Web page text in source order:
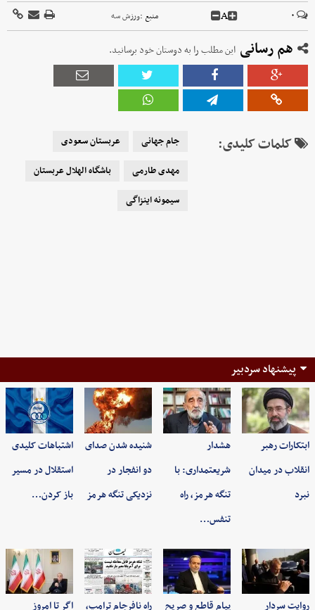
۰ A منبع :ورزش سه
هم رسانی این مطلب را به دوستان خود برسانید.
کلمات کلیدی: جام جهانی
عربستان سعودی
مهدی طارمی
باشگاه الهلال عربستان
سیمونه اینزاگی
پیشنهاد سردبیر
ابتکارات رهبر
انقلاب در میدان
نبرد
هشدار
شریعتمداری: با
تنگه هرمز، راه
تنفس…
شنیده شدن صدای
دو انفجار در
نزدیکی تنگه هرمز
اشتباهات کلیدی
استقلال در مسیر
باز کردن…
روایت سردار پیام قاطع و صریح راه نافرجام ترامپ، اگر تا امروز